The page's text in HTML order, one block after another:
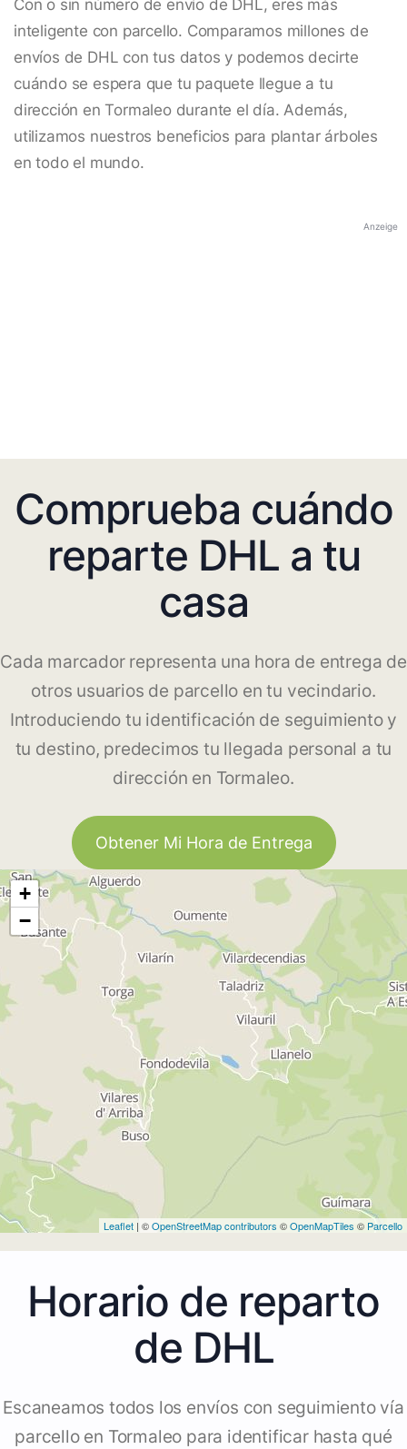
Con o sin número de envío de DHL, eres más
inteligente con parcello. Comparamos millones de
envíos de DHL con tus datos y podemos decirte
cuándo se espera que tu paquete llegue a tu
dirección en Tormaleo durante el día. Además,
utilizamos nuestros beneficios para plantar árboles
en todo el mundo.
Anzeige
Comprueba cuándo
reparte DHL a tu
casa
Cada marcador representa una hora de entrega de
otros usuarios de parcello en tu vecindario.
Introduciendo tu identificación de seguimiento y
tu destino, predecimos tu llegada personal a tu
dirección en Tormaleo.
Obtener Mi Hora de Entrega
+
−
Leaflet | ©OpenStreetMap contributors ©OpenMapTiles © Parcello
Horario de reparto
de DHL
Escaneamos todos los envíos con seguimiento vía
parcello en Tormaleo para identificar hasta qué